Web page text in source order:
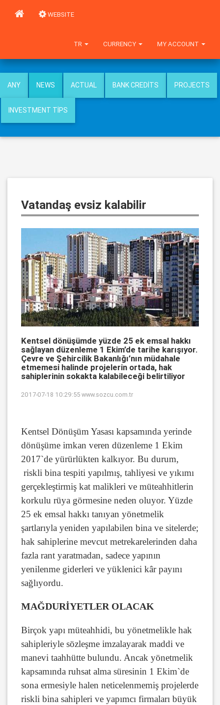
WEBSITE
MY ACCOUNT
CURRENCY
TR
ANY NEWS ACTUAL BANK CREDITS PROJECTS
INVESTMENT TIPS
Vatandaş evsiz kalabilir
Kentsel dönüşümde yüzde 25 ek emsal hakkı
sağlayan düzenleme 1 Ekim’de tarihe karışıyor.
Çevre ve Şehircilik Bakanlığı’nın müdahale
etmemesi halinde projelerin ortada, hak
sahiplerinin sokakta kalabileceği belirtiliyor
2017-07-18 10:29:55www.sozcu.com.tr
Kentsel Dönüşüm Yasası kapsamında yerinde
dönüşüme imkan veren düzenleme 1 Ekim
2017`de yürürlükten kalkıyor. Bu durum,
riskli bina tespiti yapılmış, tahliyesi ve yıkımı
gerçekleştirmiş kat malikleri ve müteahhitlerin
korkulu rüya görmesine neden oluyor. Yüzde
25 ek emsal hakkı tanıyan yönetmelik
şartlarıyla yeniden yapılabilen bina ve sitelerde;
hak sahiplerine mevcut metrekarelerinden daha
fazla rant yaratmadan, sadece yapının
yenilenme giderleri ve yüklenici kâr payını
sağlıyordu.
MAĞDURİYETLER OLACAK
Birçok yapı müteahhidi, bu yönetmelikle hak
sahipleriyle sözleşme imzalayarak maddi ve
manevi taahhütte bulundu. Ancak yönetmelik
kapsamında ruhsat alma süresinin 1 Ekim`de
sona ermesiyle halen neticelenmemiş projelerde
riskli bina sahipleri ve yapımcı firmaları büyük